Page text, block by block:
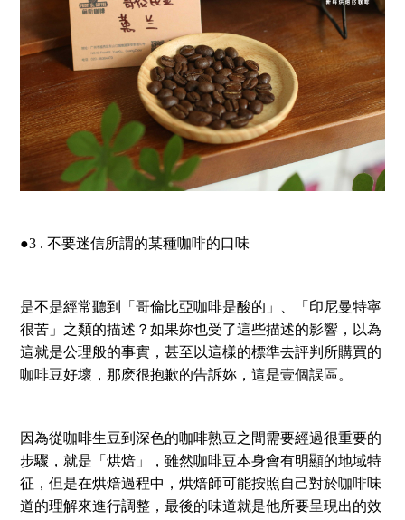
●3 . 不要迷信所謂的某種咖啡的口味
是不是經常聽到「哥倫比亞咖啡是酸的」、「印尼曼特寧
很苦」之類的描述？如果妳也受了這些描述的影響，以為
這就是公理般的事實，甚至以這樣的標準去評判所購買的
咖啡豆好壞，那麽很抱歉的告訴妳，這是壹個誤區。
因為從咖啡生豆到深色的咖啡熟豆之間需要經過很重要的
步驟，就是「烘焙」，雖然咖啡豆本身會有明顯的地域特
征，但是在烘焙過程中，烘焙師可能按照自己對於咖啡味
道的理解來進行調整，最後的味道就是他所要呈現出的效